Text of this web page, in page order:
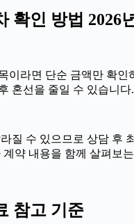
확인 방법 2026
이라면 단순 금액만 확
혼선을 줄일 수 있습니
질 수 있으므로 상담 후
약 내용을 함께 살펴보
참고 기준